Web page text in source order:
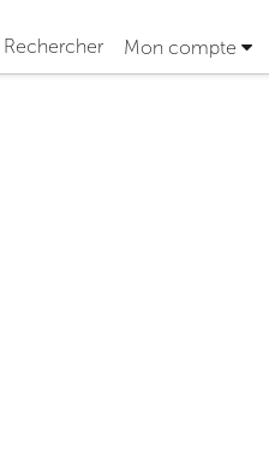
Rechercher Mon compte